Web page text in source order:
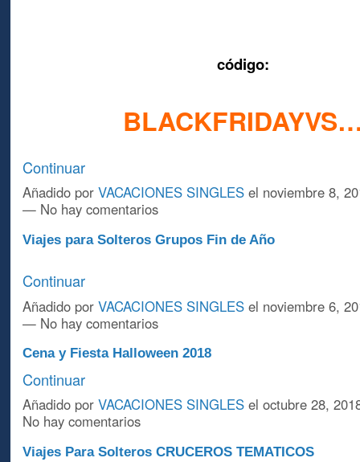
código:
Continuar
Añadido por VACACIONES SINGLESel noviembre 8,
— No hay comentarios
Viajes para Solteros Grupos Fin de Año
Continuar
Añadido por VACACIONES SINGLESel noviembre 6,
— No hay comentarios
Cena y Fiesta Halloween 2018
Continuar
Añadido por VACACIONES SINGLESel octubre 28,
No hay comentarios
Viajes Para Solteros CRUCEROS TEMATICOS